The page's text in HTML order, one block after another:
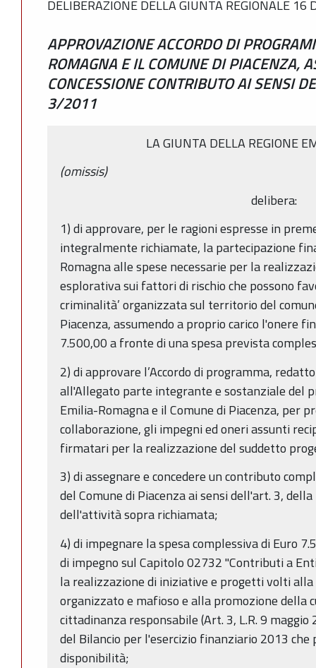
DELIBERAZIONE DELLA GIUNTA REGIONALE
APPROVAZIONE ACCORDO DI
ROMAGNA E IL COMUNE DI PIACENZA,
CONCESSIONE CONTRIBUTO AI SENSI
3/2011
LA GIUNTA DELLA REGIONE
(omissis)
delibera:
1) di approvare, per le ragioni espresse in
integralmente richiamate, la partecipazione
Romagna alle spese necessarie per la
esplorativa sui fattori di rischio che possono
criminalità’ organizzata sul territorio del
Piacenza, assumendo a proprio carico l'onere
7.500,00 a fronte di una spesa prevista
2) di approvare l’Accordo di programma,
all'Allegato parte integrante e sostanziale del
Emilia-Romagna e il Comune di Piacenza, per
collaborazione, gli impegni ed oneri assunti
firmatari per la realizzazione del suddetto
3) di assegnare e concedere un contributo
del Comune di Piacenza ai sensi dell'art. 3,
dell'attività sopra richiamata;
4) di impegnare la spesa complessiva di Euro
di impegno sul Capitolo 02732 "Contributi a
la realizzazione di iniziative e progetti volti
organizzato e mafioso e alla promozione della
cittadinanza responsabile (Art. 3, L.R. 9 maggio
del Bilancio per l'esercizio finanziario 2013 che
disponibilità;